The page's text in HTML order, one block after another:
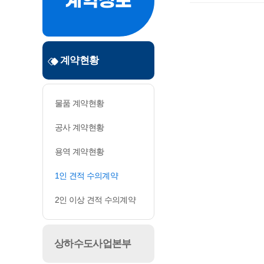
계약현황
물품 계약현황
공사 계약현황
용역 계약현황
1인 견적 수의계약
2인 이상 견적 수의계약
상하수도사업본부